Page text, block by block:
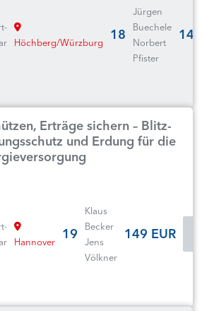
Höchberg/Würzburg 18
Jürgen
Buechele
Norbert
Pfister
Erträge sichern – Blitz-
und Erdung für die
Hannover 19
Klaus
Becker
Jens
Völkner
149 EUR